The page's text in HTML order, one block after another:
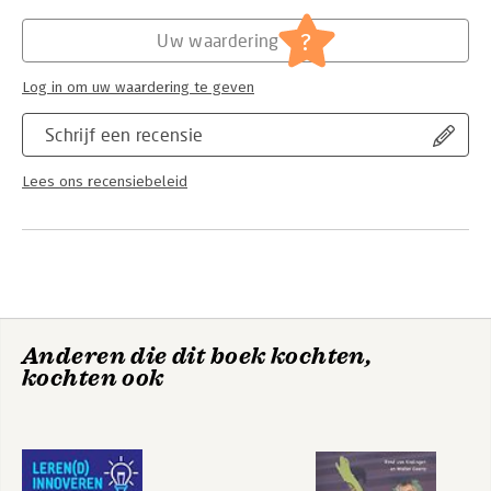
Schrijf een recensie
Lees ons recensiebeleid
Uw waardering ?
Log in om uw waardering te geven
Anderen die dit boek kochten,
kochten ook